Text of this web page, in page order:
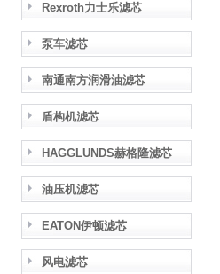
Rexroth力士乐滤芯
泵车滤芯
南通南方润滑油滤芯
盾构机滤芯
HAGGLUNDS赫格隆滤芯
油压机滤芯
EATON伊顿滤芯
风电滤芯